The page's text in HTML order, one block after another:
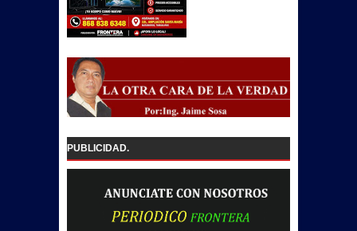
PUBLICIDAD.